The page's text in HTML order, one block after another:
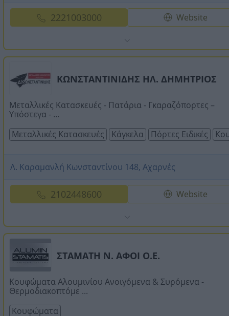
2221003000 Website
ΚΩΝΣΤΑΝΤΙΝΙΔΗΣ ΗΛ. ΔΗΜΗΤΡΙΟΣ
Μεταλλικές Κατασκευές - Πατάρια - Γκαραζόπορτες –
Υπόστεγα - ...
Μεταλλικές Κατασκευές
Κάγκελα Πόρτες Ειδικές
Λ. Καραμανλή Κωνσταντίνου 148, Αχαρνές
2102448600 Website
ΣΤΑΜΑΤΗ Ν. ΑΦΟΙ Ο.Ε.
Κουφώματα Αλουμινίου Ανοιγόμενα & Συρόμενα -
Θερμοδιακοπτόμε ...
Κουφώματα